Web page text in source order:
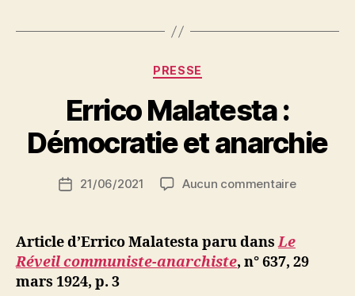
Catégories
PRESSE
Errico Malatesta :
Démocratie et anarchie
de
a
S
N
ji
b
Date21/06/2021 Aucun commentairesur
et
Article d’Errico Malatesta paru dansLe
Réveil communiste-anarchiste, n° 637, 29
mars 1924, p. 3